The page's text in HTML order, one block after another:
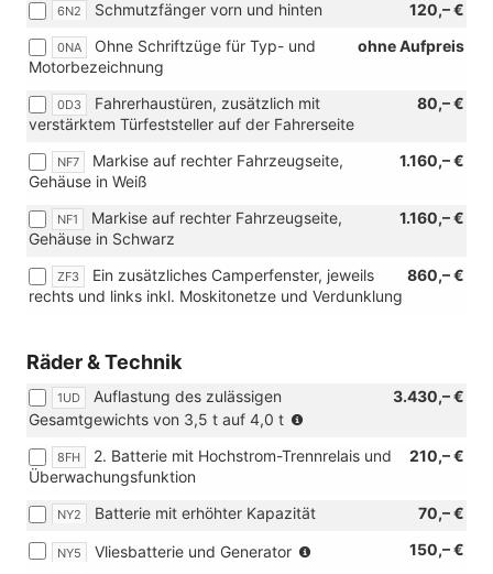
6N2 120,– €
Schmutzfänger vorn und hinten
0NA ohne Aufpreis
Ohne Schriftzüge für Typ- und
Motorbezeichnung
0D3 80,– €
Fahrerhaustüren, zusätzlich mit
verstärktem Türfeststeller auf der Fahrerseite
NF7 1.160,– €
Markise auf rechter Fahrzeugseite,
Gehäuse in Weiß
NF1 1.160,– €
Markise auf rechter Fahrzeugseite,
Gehäuse in Schwarz
ZF3 860,– €
Ein zusätzliches Camperfenster, jeweils
rechts und links inkl. Moskitonetze und Verdunklung
Räder & Technik
1UD 3.430,– €
Auflastung des zulässigen
Gesamtgewichts von 3,5 t auf 4,0 t
Verbindung
Fahrzeugzulassung
mit
Gesamtgewicht
8FH 210,– €
2. Batterie mit Hochstrom-Trennrelais und
Überwachungsfunktion
NY2 70,– €
Batterie mit erhöhter Kapazität
NY5 150,– €
Vliesbatterie und Generator